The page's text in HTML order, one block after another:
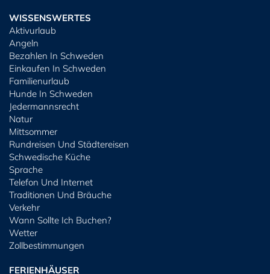
WISSENSWERTES
Aktivurlaub
Angeln
Bezahlen In Schweden
Einkaufen In Schweden
Familienurlaub
Hunde In Schweden
Jedermannsrecht
Natur
Mittsommer
Rundreisen Und Städtereisen
Schwedische Küche
Sprache
Telefon Und Internet
Traditionen Und Bräuche
Verkehr
Wann Sollte Ich Buchen?
Wetter
Zollbestimmungen
FERIENHÄUSER